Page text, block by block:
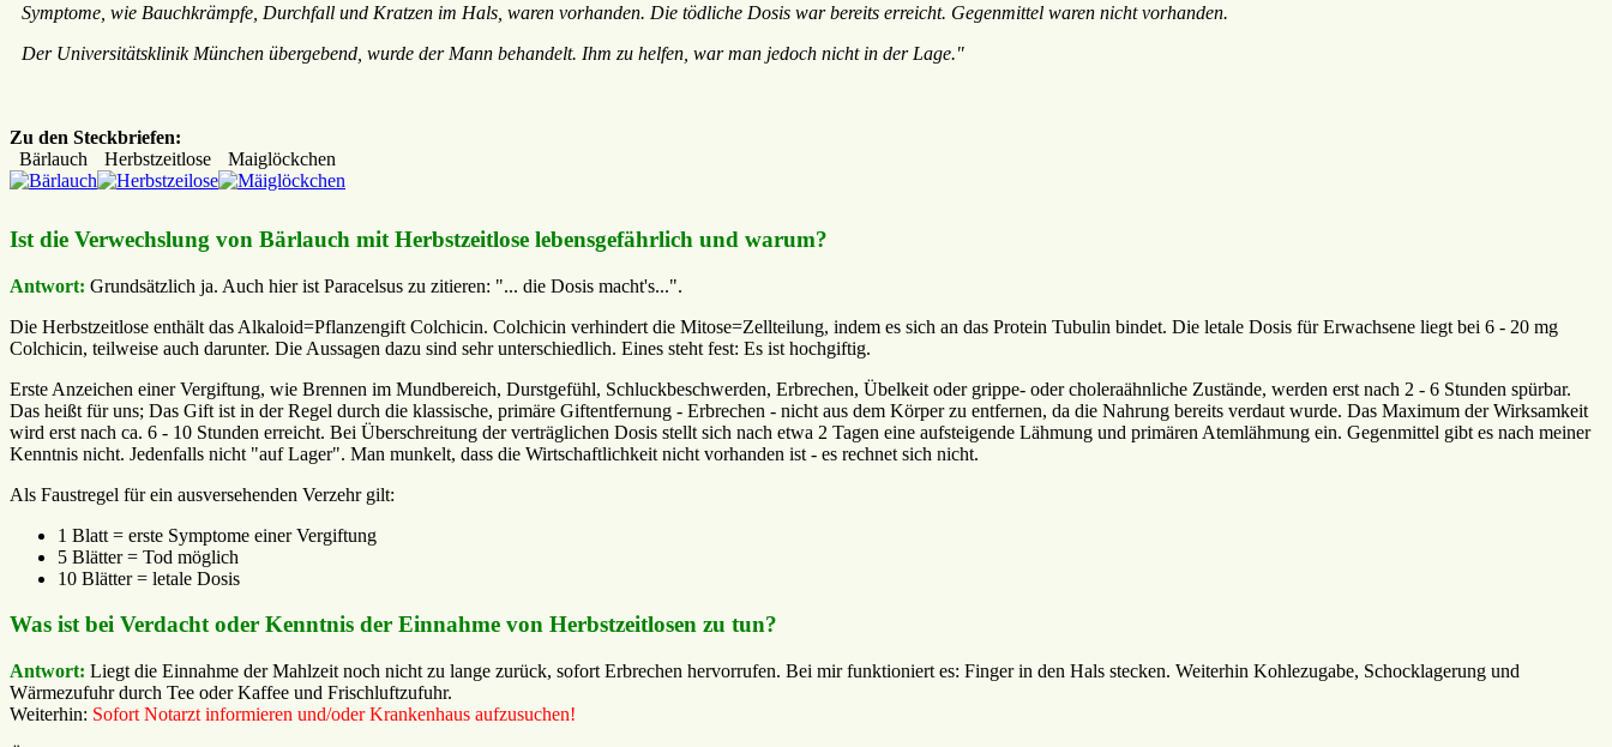
Symptome, wie Bauchkrämpfe, Durchfall und Kratzen im Hals, waren vorhanden. Die tödliche Dosis war bereits erreicht. Gegenmittel waren nicht vorhanden.
Der Universitätsklinik München übergebend, wurde der Mann behandelt. Ihm zu helfen, war man jedoch nicht in der Lage."
Zu den Steckbriefen:
Bärlauch
Herbstzeitlose Maiglöckchen
Ist die Verwechslung von Bärlauch mit Herbstzeitlose lebensgefährlich und warum?
Antwort: Grundsätzlich ja. Auch hier ist Paracelsus zu zitieren: "... die Dosis macht's...".
Die Herbstzeitlose enthält das Alkaloid=Pflanzengift Colchicin. Colchicin verhindert die Mitose=Zellteilung, indem es sich an das Protein Tubulin bindet. Die letale Dosis für Erwachsene liegt bei 6 - 20 mg
Colchicin, teilweise auch darunter. Die Aussagen dazu sind sehr unterschiedlich. Eines steht fest: Es ist hochgiftig.
Erste Anzeichen einer Vergiftung, wie Brennen im Mundbereich, Durstgefühl, Schluckbeschwerden, Erbrechen, Übelkeit oder grippe- oder choleraähnliche Zustände, werden erst nach 2 - 6 Stunden spürbar.
Das heißt für uns; Das Gift ist in der Regel durch die klassische, primäre Giftentfernung - Erbrechen - nicht aus dem Körper zu entfernen, da die Nahrung bereits verdaut wurde. Das Maximum der Wirksamkeit
wird erst nach ca. 6 - 10 Stunden erreicht. Bei Überschreitung der verträglichen Dosis stellt sich nach etwa 2 Tagen eine aufsteigende Lähmung und primären Atemlähmung ein. Gegenmittel gibt es nach meiner
Kenntnis nicht. Jedenfalls nicht "auf Lager". Man munkelt, dass die Wirtschaftlichkeit nicht vorhanden ist - es rechnet sich nicht.
Als Faustregel für ein ausversehenden Verzehr gilt:
1 Blatt = erste Symptome einer Vergiftung
5 Blätter = Tod möglich
10 Blätter = letale Dosis
Was ist bei Verdacht oder Kenntnis der Einnahme von Herbstzeitlosen zu tun?
Antwort: Liegt die Einnahme der Mahlzeit noch nicht zu lange zurück, sofort Erbrechen hervorrufen. Bei mir funktioniert es: Finger in den Hals stecken. Weiterhin Kohlezugabe, Schocklagerung und
Wärmezufuhr durch Tee oder Kaffee und Frischluftzufuhr.
Weiterhin: Sofort Notarzt informieren und/oder Krankenhaus aufzusuchen!